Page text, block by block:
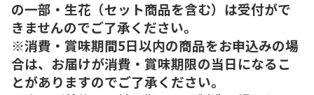
の一部・生花（セット商品を含む）は受付がで
きませんのでご了承ください。
※消費・賞味期間5日以内の商品をお申込みの場
合は、お届けが消費・賞味期限の当日になるこ
とがありますのでご了承ください。